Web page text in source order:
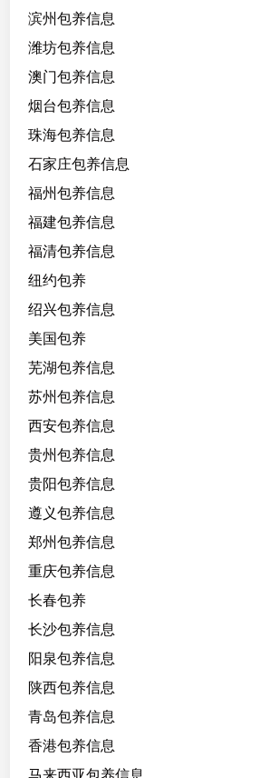
滨州包养信息
潍坊包养信息
澳门包养信息
烟台包养信息
珠海包养信息
石家庄包养信息
福州包养信息
福建包养信息
福清包养信息
纽约包养
绍兴包养信息
美国包养
芜湖包养信息
苏州包养信息
西安包养信息
贵州包养信息
贵阳包养信息
遵义包养信息
郑州包养信息
重庆包养信息
长春包养
长沙包养信息
阳泉包养信息
陕西包养信息
青岛包养信息
香港包养信息